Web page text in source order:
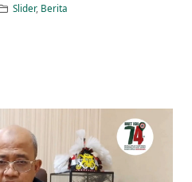
Slider, Berita